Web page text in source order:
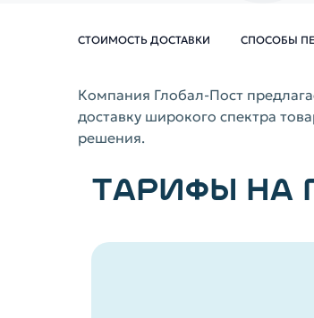
СТОИМОСТЬ ДОСТАВКИ СПОСОБЫ
Компания Глобал-Пост
доставку широкого спектра
решения.
ТАРИФЫ НА